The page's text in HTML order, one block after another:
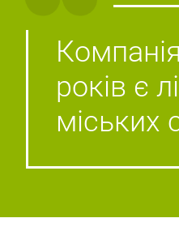
років є
міських